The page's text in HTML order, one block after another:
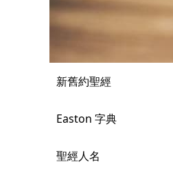
新舊約聖經
Easton 字典
聖經人名